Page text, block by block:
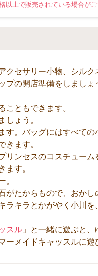
以上で販売されている場合が
クセサリー小物、シル
プの開店準備をしまし
こともできます。
しょう。
す。バッグにはすべて
きます。
リンセスのコスチュー
ます。
。
がたからもので、おか
ラキラとかがやく小川
スル 」と一緒に遊ぶと
ーメイドキャッスルに遊